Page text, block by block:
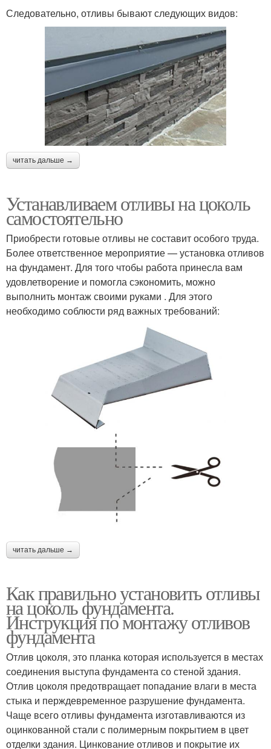
Следовательно, отливы бывают следующих видов:
читать дальше →
Устанавливаем отливы на цоколь
самостоятельно
Приобрести готовые отливы не составит особого труда.
Более ответственное мероприятие — установка отливов
на фундамент. Для того чтобы работа принесла вам
удовлетворение и помогла сэкономить, можно
выполнить монтаж своими руками . Для этого
необходимо соблюсти ряд важных требований:
читать дальше →
Как правильно установить отливы
на цоколь фундамента.
Инструкция по монтажу отливов
фундамента
Отлив цоколя, это планка которая используется в местах
соединения выступа фундамента со стеной здания.
Отлив цоколя предотвращает попадание влаги в места
стыка и перждевременное разрушение фундамента.
Чаще всего отливы фундамента изготавливаются из
оцинкованной стали с полимерным покрытием в цвет
отделки здания. Цинкование отливов и покрытие их